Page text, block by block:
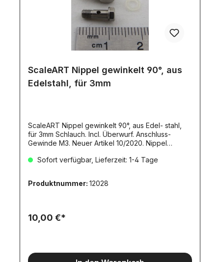
ScaleART Nippel gewinkelt 90°, aus
Edelstahl, für 3mm
ScaleART Nippel gewinkelt 90°, aus Edel- stahl,
für 3mm Schlauch. Incl. Überwurf. Anschluss-
Gewinde M3. Neuer Artikel 10/2020. Nippel
Nippel gewinkelt 3mm1 Überwurf 3mm1
Neuheit stellen die Hydraulik-Anschlussnippel von
ScaleART dar!Im Gegensatz zu den bisherigen
gefertigt! Damit lassen sich höhere
Anzugsdrehmomente ermöglichen, diese
damit der Vergangenheit an!Die optisch und
Sofort verfügbar, Lieferzeit: 1-4 Tage
Produktnummer: 12028
10,00 €*